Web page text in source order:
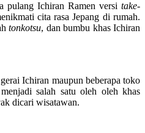
pulang Ichiran Ramen versi take-
cita rasa Jepang di rumah.
tonkotsu, dan bumbu khas Ichiran
Ichiran maupun beberapa toko
salah satu oleh oleh khas
dicari wisatawan.